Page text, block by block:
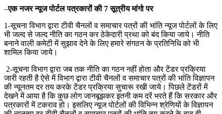
–एक नजर न्यूज पोर्टल पत्रकारों की 7 सूत्रीय मांगो पर
1-सूचना विभाग द्वारा टीवी चैनलों व समाचार पत्रों की भांति न्यूज पोर्टलों के लिए
भी जल्द से जल्द नीति का गठन कर ठेकेदारी प्रथा को बंद किया जाये। नीति
बनाने वाली कमेटी में सुझाव देने के लिए हमारे संगठन के प्रतिनिधि को भी
शामिल किया जाये।
2-सूचना विभाग द्वारा जब तक नीति का गठन नहीं होता और टेंडर प्रक्रिया
जारी रहती है ऐसे में विभाग द्वारा टीवी चैनलों व समाचार पत्रों की भांति विज्ञापन
की न्यूनतम दर तय करके टेंडर प्रक्रिया सुचारू रखी जाये। पिछले टेंडरों में
देखने में आया है कि कुछ लोग जानबूझकर इतनी कम दरें भरते हैं कि सरकार और
पत्रकारों में टकराव हो। इसलिए न्यूज पोर्टलों की विभिन्न श्रेणियों के विज्ञापन